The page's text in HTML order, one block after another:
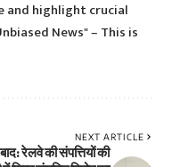
and highlight crucial
News" – This is
NEXT ARTICLE
रेलवे की संपत्तियों की